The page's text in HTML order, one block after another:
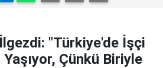
"Türkiye'de İşçi
Çünkü Biriyle